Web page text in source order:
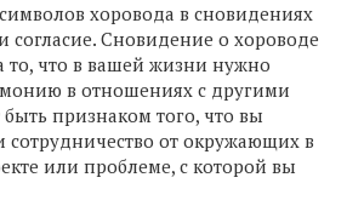
хоровода в сновидениях
согласие. Сновидение о хороводе
то, что в вашей жизни нужно
в отношениях с другими
признаком того, что вы
от окружающих в
или проблеме, с которой вы